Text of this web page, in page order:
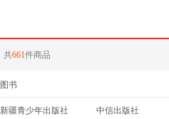
共661件商品
图书
新疆青少年出版社 中信出版社